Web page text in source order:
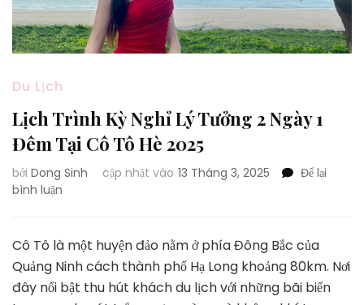
Du Lịch
Lịch Trình Kỳ Nghỉ Lý Tưởng 2 Ngày 1
Đêm Tại Cô Tô Hè 2025
bởi Dong Sinh cập nhật vào 13 Tháng 3, 2025
Để lại
bình luận
Kỳ
Nghỉ
Lý
Tưởng
Cô Tô là một huyện đảo nằm ở phía Đông Bắc của
Quảng Ninh cách thành phố Hạ Long khoảng 80km. Nơi
đây nổi bật thu hút khách du lịch với những bãi biển